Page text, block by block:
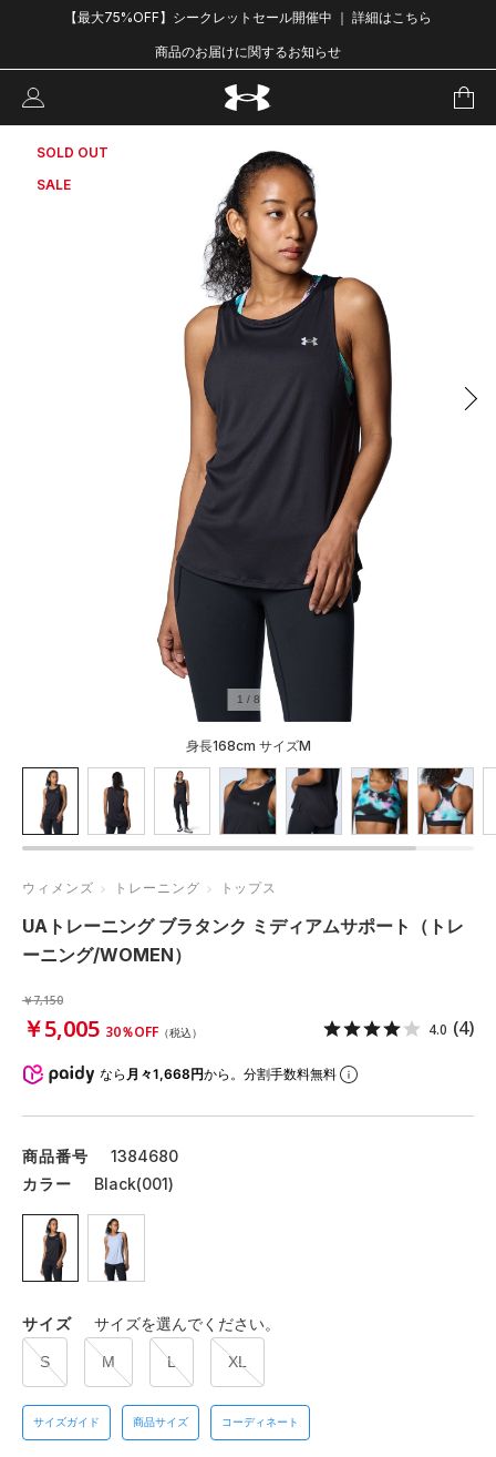
【最大75%OFF】シークレットセール開催中 ｜ 詳細はこちら
商品のお届けに関するお知らせ
SOLD OUT
SALE
1 / 8
身長168cm サイズM
ウィメンズ トレーニング トップス
UAトレーニング ブラタンク ミディアムサポート（トレ
ーニング/WOMEN）
￥7,150
￥5,005 30％OFF （税込） 4.0 (4)
なら 月々1,668円から。分割手数料無料
商品番号
1384680
カラー
Black(001)
サイズ サイズを選んでください。
S M L XL
サイズガイド 商品サイズ コーディネート